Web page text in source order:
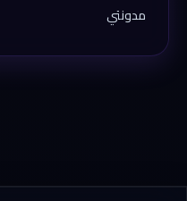
مدونتي